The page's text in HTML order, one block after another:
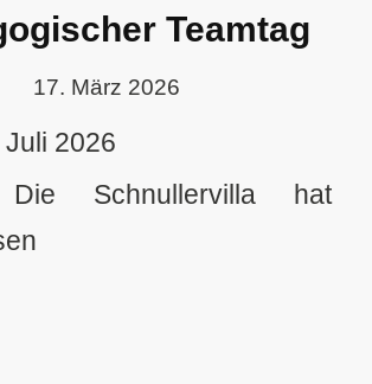
Teamtag
17. März 2026
Juli 2026
Die Schnullervilla hat